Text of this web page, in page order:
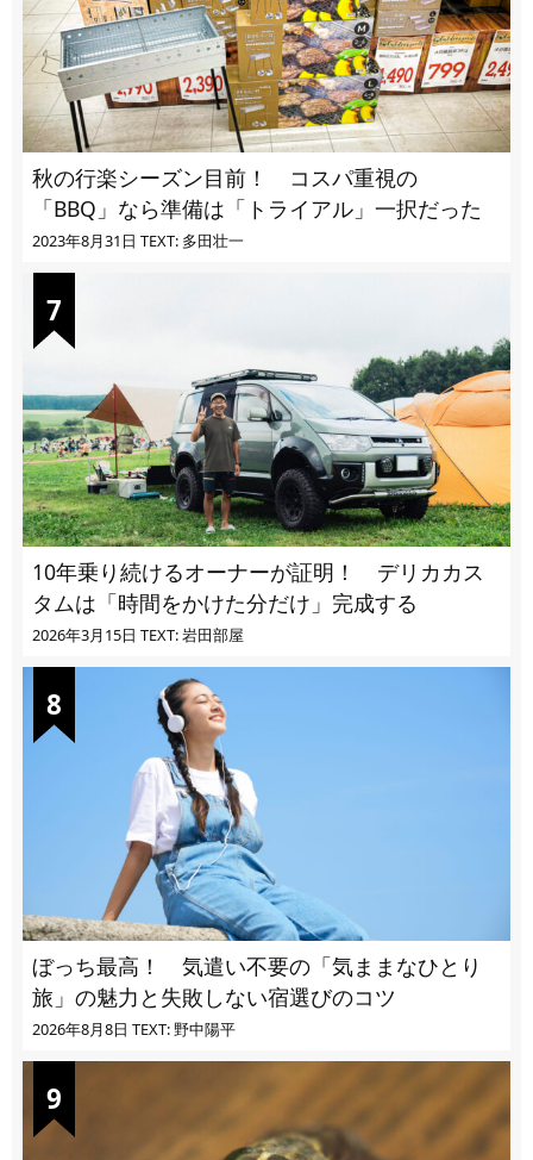
秋の行楽シーズン目前！ コスパ重視の
「BBQ」なら準備は「トライアル」一択だった
2023年8月31日 TEXT: 多田壮一
10年乗り続けるオーナーが証明！ デリカカス
タムは「時間をかけた分だけ」完成する
2026年3月15日 TEXT: 岩田部屋
ぼっち最高！ 気遣い不要の「気ままなひとり
旅」の魅力と失敗しない宿選びのコツ
2026年8月8日 TEXT: 野中陽平